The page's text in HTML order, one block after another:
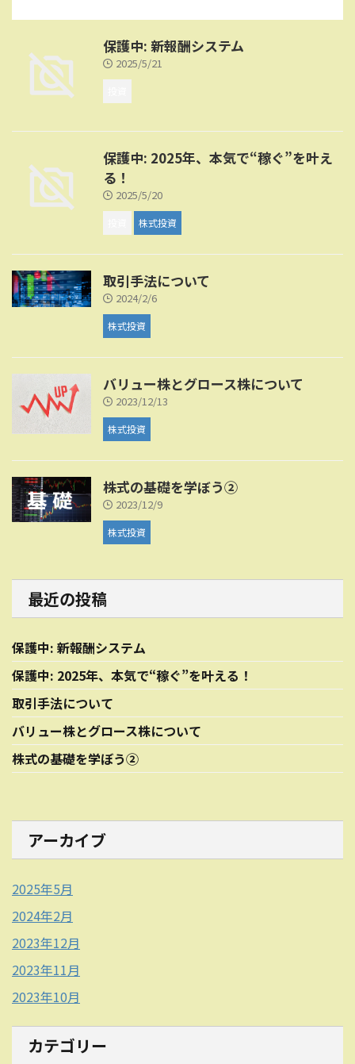
保護中: 新報酬システム
2025/5/21
保護中: 2025年、本気で“稼ぐ”を叶え
る！
2025/5/20
株式投資
取引手法について
2024/2/6
株式投資
バリュー株とグロース株について
2023/12/13
株式投資
株式の基礎を学ぼう②
2023/12/9
株式投資
最近の投稿
保護中: 新報酬システム
保護中: 2025年、本気で“稼ぐ”を叶える！
取引手法について
バリュー株とグロース株について
株式の基礎を学ぼう②
アーカイブ
2025年5月
2024年2月
2023年12月
2023年11月
2023年10月
カテゴリー